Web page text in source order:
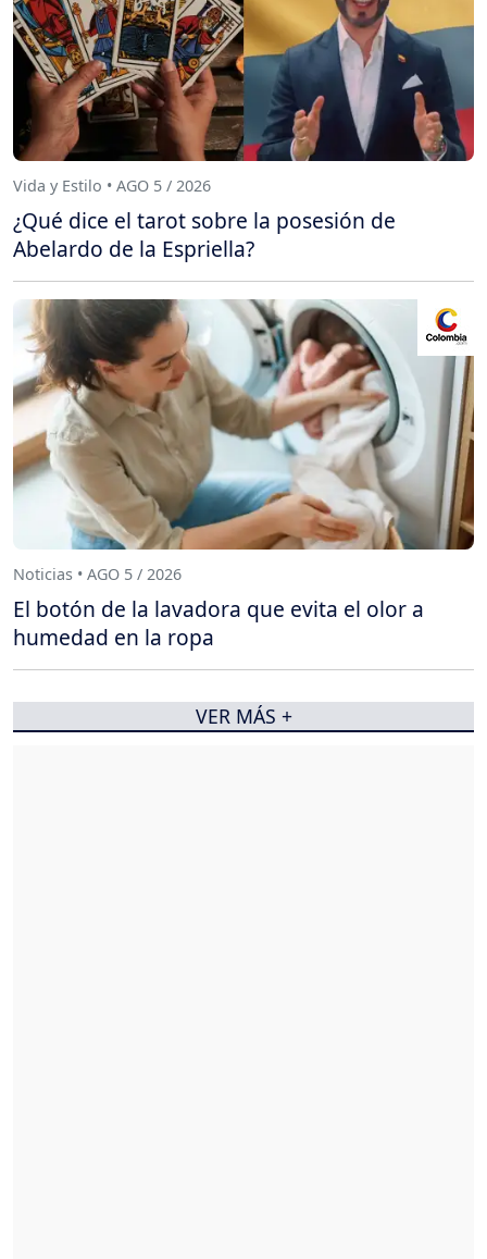
Vida y Estilo • AGO 5 / 2026
¿Qué dice el tarot sobre la posesión de
Abelardo de la Espriella?
Noticias • AGO 5 / 2026
El botón de la lavadora que evita el olor a
humedad en la ropa
VER MÁS +